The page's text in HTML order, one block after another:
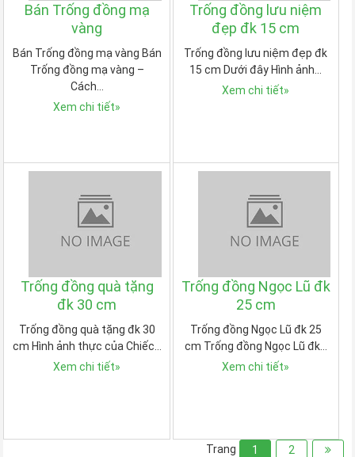
Bán Trống đồng mạ
vàng
Bán Trống đồng mạ vàng Bán
Trống đồng mạ vàng –
Cách…
Xem chi tiết»
Trống đồng lưu niệm
đẹp đk 15 cm
Trống đồng lưu niệm đẹp đk
15 cm Dưới đây Hình ảnh…
Xem chi tiết»
Trống đồng quà tặng
đk 30 cm
Trống đồng quà tặng đk 30
cm Hình ảnh thực của Chiếc…
Xem chi tiết»
Trống đồng Ngọc Lũ đk
25 cm
Trống đồng Ngọc Lũ đk 25
cm Trống đồng Ngọc Lũ đk…
Xem chi tiết»
Trang
1 2